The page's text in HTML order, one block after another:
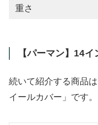
重さ
【パーマン】14
続いて紹介する商品
イールカバー」です。